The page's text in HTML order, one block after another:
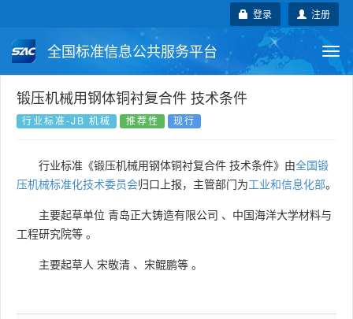
注册
登录
全国标准信息公共服务平台
国家标准 行业标准
国外标准 技术委员会
锻压机械用钢体铜衬复合件 技术条件
行业标准-JB 机械 推荐性 现行
行业标准《锻压机械用钢体铜衬复合件 技术条件》由全国锻
压机械标准化技术委员会归口上报，主管部门为工业和信息化部。
主要起草单位 青岛正大铸造有限公司 、 中国海洋大学材料与
工程研究院等 。
主要起草人 宋敬清 、 宋鲲鹏等 。